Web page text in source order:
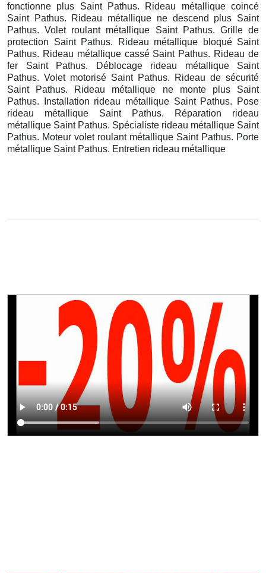
fonctionne plus Saint Pathus. Rideau métallique coincé
Saint Pathus. Rideau métallique ne descend plus Saint
Pathus. Volet roulant métallique Saint Pathus. Grille de
protection Saint Pathus. Rideau métallique bloqué Saint
Pathus. Rideau métallique cassé Saint Pathus. Rideau de
fer Saint Pathus. Déblocage rideau métallique Saint
Pathus. Volet motorisé Saint Pathus. Rideau de sécurité
Saint Pathus. Rideau métallique ne monte plus Saint
Pathus. Installation rideau métallique Saint Pathus. Pose
rideau métallique Saint Pathus. Réparation rideau
métallique Saint Pathus. Spécialiste rideau métallique Saint
Pathus. Moteur volet roulant métallique Saint Pathus. Porte
métallique Saint Pathus. Entretien rideau métallique